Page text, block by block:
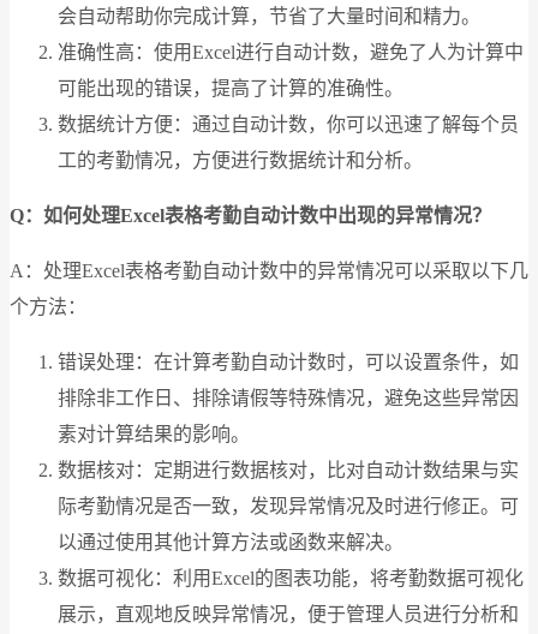
会自动帮助你完成计算，节省了大量时间和精力。
准确性高：使用Excel进行自动计数，避免了人为计算中
可能出现的错误，提高了计算的准确性。
数据统计方便：通过自动计数，你可以迅速了解每个员
工的考勤情况，方便进行数据统计和分析。
Q：如何处理Excel表格考勤自动计数中出现的异常情况？
A：处理Excel表格考勤自动计数中的异常情况可以采取以下几
个方法：
错误处理：在计算考勤自动计数时，可以设置条件，如
排除非工作日、排除请假等特殊情况，避免这些异常因
素对计算结果的影响。
数据核对：定期进行数据核对，比对自动计数结果与实
际考勤情况是否一致，发现异常情况及时进行修正。可
以通过使用其他计算方法或函数来解决。
数据可视化：利用Excel的图表功能，将考勤数据可视化
展示，直观地反映异常情况，便于管理人员进行分析和